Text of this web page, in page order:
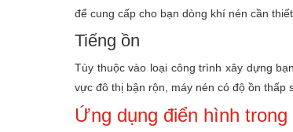
để cung cấp cho bạn dòng khí nén cần
Tiếng ồn
Tùy thuộc vào loại công trình xây dựng
vực đô thị bận rộn, máy nén có độ ồn thấp
Ứng dụng điển hình